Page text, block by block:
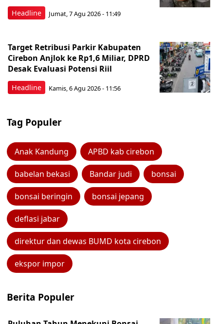
Headline Jumat, 7 Agu 2026 - 11:49
Headline
Target Retribusi Parkir Kabupaten
Cirebon Anjlok ke Rp1,6 Miliar, DPRD
Desak Evaluasi Potensi Riil
Kamis, 6 Agu 2026 - 11:56
Tag Populer
Anak Kandung APBD kab cirebon
babelan bekasi Bandar judi bonsai
bonsai beringin bonsai jepang
deflasi jabar
direktur dan dewas BUMD kota cirebon
ekspor impor
Berita Populer